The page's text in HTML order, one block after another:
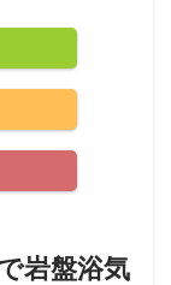
岩盤浴気